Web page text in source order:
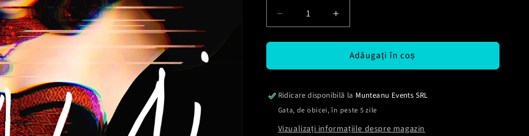
Reduceți
cantitatea
pentru
Raluca
-
ALAI.
Folclor
crud.
Creșteți
cantitatea
pentru
Vinil
Raluca
-
ALAI.
Folclor
crud.
Adăugați în coș
Ridicare disponibilă la Munteanu Events SRL
Gata, de obicei, în peste 5 zile
Vizualizați informațiile despre magazin